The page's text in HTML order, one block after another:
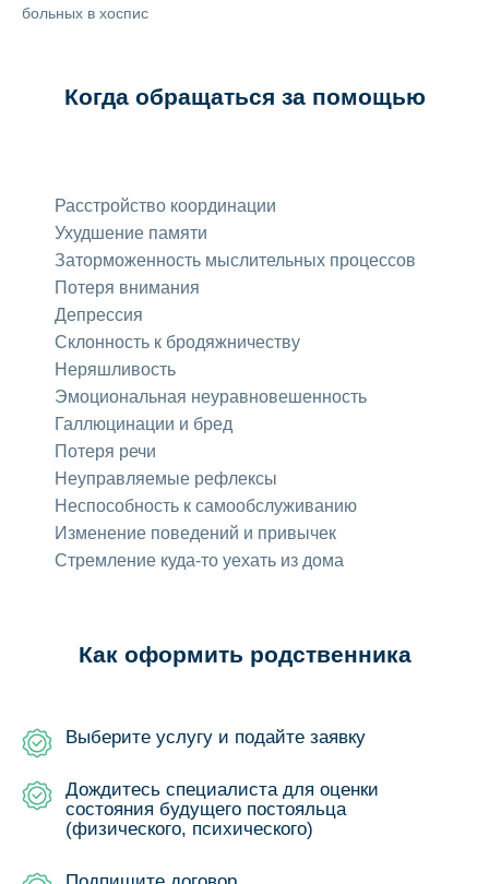
больных в хоспис
Когда обращаться за помощью
Расстройство координации
Ухудшение памяти
Заторможенность мыслительных процессов
Потеря внимания
Депрессия
Склонность к бродяжничеству
Неряшливость
Эмоциональная неуравновешенность
Галлюцинации и бред
Потеря речи
Неуправляемые рефлексы
Неспособность к самообслуживанию
Изменение поведений и привычек
Стремление куда-то уехать из дома
Как оформить родственника
Выберите услугу и подайте заявку
Дождитесь специалиста для оценки
состояния будущего постояльца
(физического, психического)